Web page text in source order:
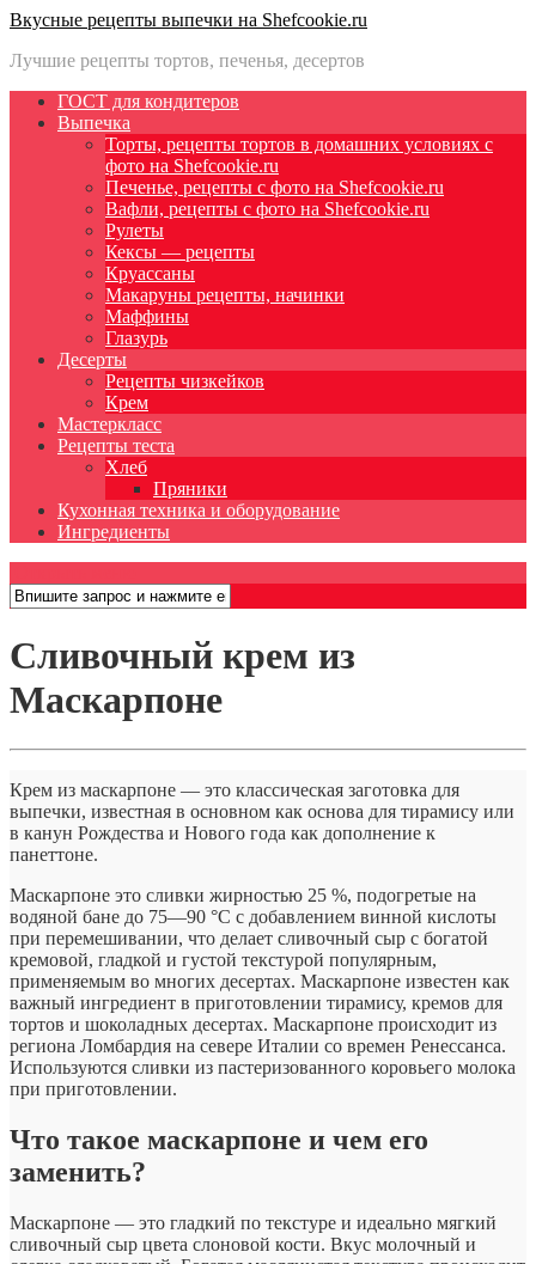
Вкусные рецепты выпечки на Shefcookie.ru
Лучшие рецепты тортов, печенья, десертов
ГОСТ для кондитеров
Выпечка
Торты, рецепты тортов в домашних условиях с
фото на Shefcookie.ru
Печенье, рецепты с фото на Shefcookie.ru
Вафли, рецепты с фото на Shefcookie.ru
Рулеты
Кексы — рецепты
Круассаны
Макаруны рецепты, начинки
Маффины
Глазурь
Десерты
Рецепты чизкейков
Крем
Мастеркласс
Рецепты теста
Хлеб
Пряники
Кухонная техника и оборудование
Ингредиенты
Сливочный крем из
Маскарпоне
Крем из маскарпоне — это классическая заготовка для
выпечки, известная в основном как основа для тирамису или
в канун Рождества и Нового года как дополнение к
панеттоне.
Маскарпоне это сливки жирностью 25 %, подогретые на
водяной бане до 75—90 °C с добавлением винной кислоты
при перемешивании, что делает сливочный сыр с богатой
кремовой, гладкой и густой текстурой популярным,
применяемым во многих десертах. Маскарпоне известен как
важный ингредиент в приготовлении тирамису, кремов для
тортов и шоколадных десертах. Маскарпоне происходит из
региона Ломбардия на севере Италии со времен Ренессанса.
Используются сливки из пастеризованного коровьего молока
при приготовлении.
Что такое маскарпоне и чем его
заменить?
Маскарпоне — это гладкий по текстуре и идеально мягкий
сливочный сыр цвета слоновой кости. Вкус молочный и